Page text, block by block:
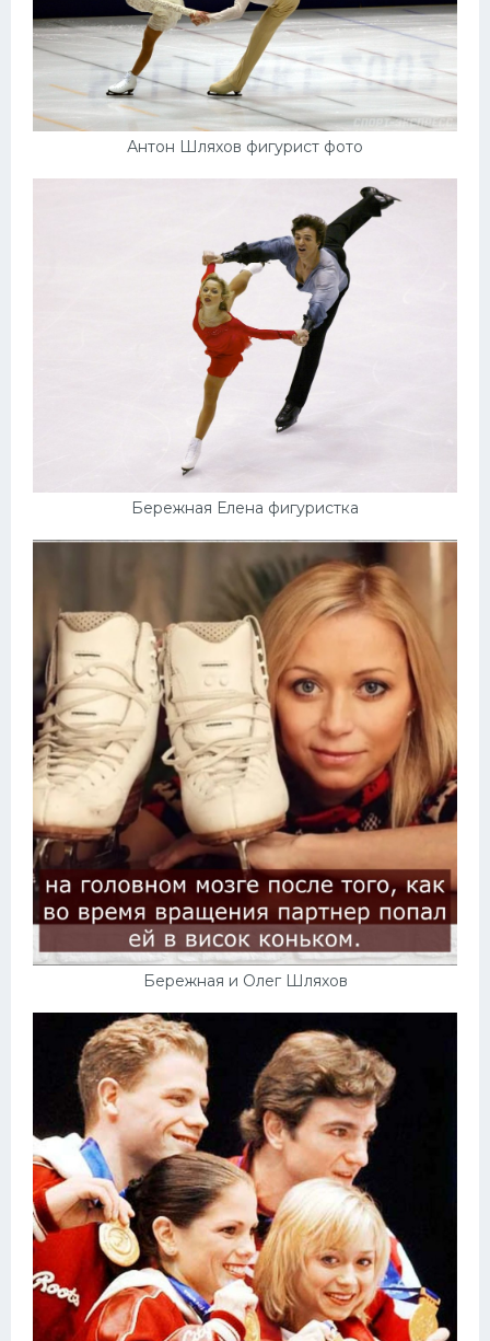
Антон Шляхов фигурист фото
Бережная Елена фигуристка
Бережная и Олег Шляхов